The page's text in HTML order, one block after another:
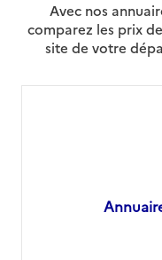
Avec nos
comparez les prix
site de votre